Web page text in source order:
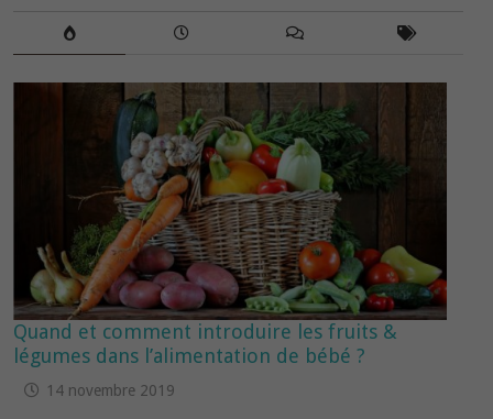
Quand et comment introduire les fruits &
légumes dans l’alimentation de bébé ?
14 novembre 2019